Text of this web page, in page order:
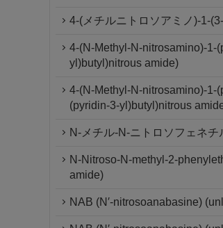
4-(メチルニトロソアミノ)-1-
4-(N-Methyl-N-nitrosamino)-1-
yl)butyl)nitrous amide)
4-(N-Methyl-N-nitrosamino)-1-
(pyridin-3-yl)butyl)nitrous
N-メチル-N-ニトロソフェネ
N-Nitroso-N-methyl-2-
amide)
NAB (N′-nitrosoanabasine)